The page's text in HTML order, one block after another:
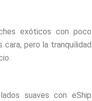
exóticos con poco
pero la tranquilidad
suaves con eShip